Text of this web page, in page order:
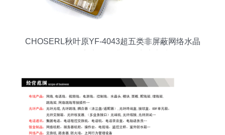
CHOSERL秋叶原YF-4043超五类非屏蔽网络水晶